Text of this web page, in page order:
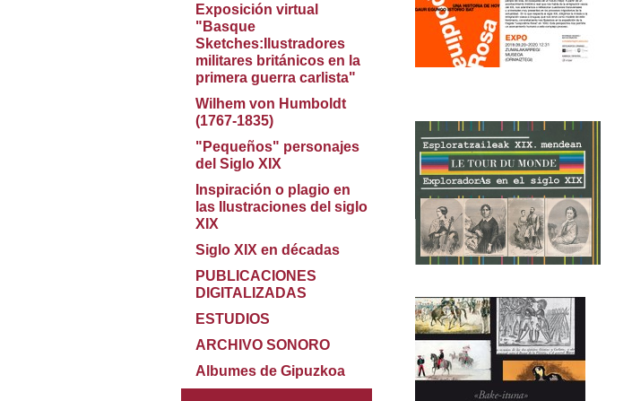
Exposición virtual
"Basque
Sketches:Ilustradores
militares británicos en la
primera guerra carlista"
Wilhem von Humboldt
(1767-1835)
"Pequeños" personajes
del Siglo XIX
Inspiración o plagio en
las Ilustraciones del siglo
XIX
Siglo XIX en décadas
PUBLICACIONES
DIGITALIZADAS
ESTUDIOS
ARCHIVO SONORO
Albumes de Gipuzkoa